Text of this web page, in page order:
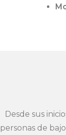
Desde sus
personas de